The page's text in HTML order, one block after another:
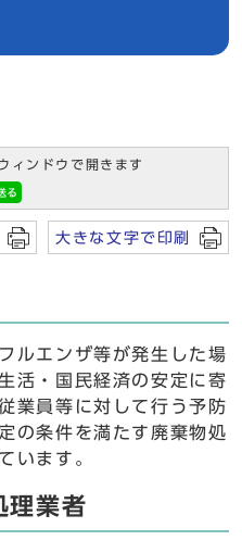
ィンドウで開きます
大きな文字で印刷
ルエンザ等が発生した場
活・国民経済の安定に寄
業員等に対して行う予防
の条件を満たす廃棄物処
います。
理業者